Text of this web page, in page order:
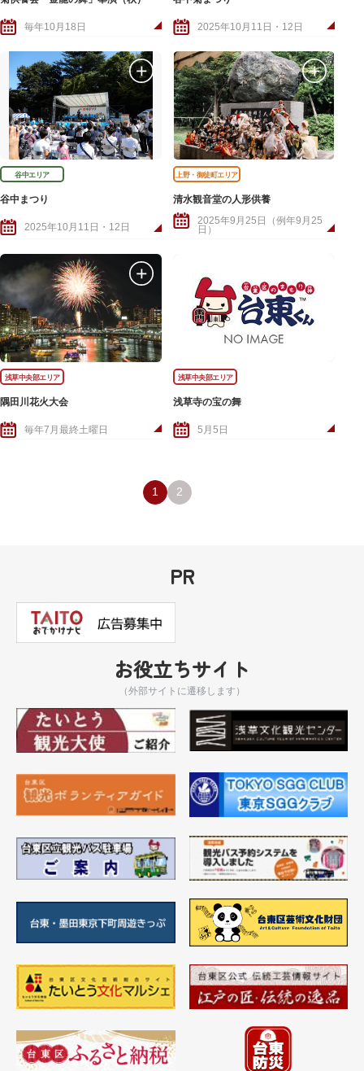
毎年10月18日 2025年10月11日・12日
谷中エリア
谷中まつり
2025年10月11日・12日
上野・御徒町エリア
清水観音堂の人形供養
2025年9月25日（例年9月25
日）
浅草中央部エリア
隅田川花火大会
毎年7月最終土曜日
浅草中央部エリア
浅草寺の宝の舞
5月5日
1 2
PR
お役立ちサイト
（外部サイトに遷移します）